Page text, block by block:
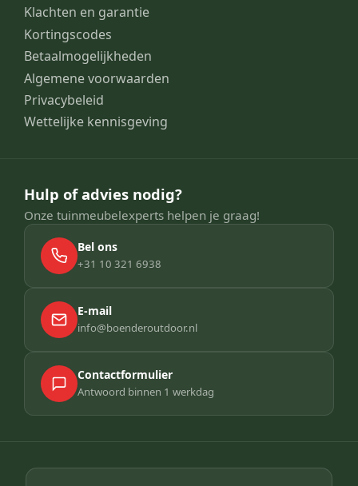
Klachten en garantie
Kortingscodes
Betaalmogelijkheden
Algemene voorwaarden
Privacybeleid
Wettelijke kennisgeving
Hulp of advies nodig?
Onze tuinmeubelexperts helpen je graag!
Bel ons
+31 10 321 6938
E-mail
info@boenderoutdoor.nl
Contactformulier
Antwoord binnen 1 werkdag